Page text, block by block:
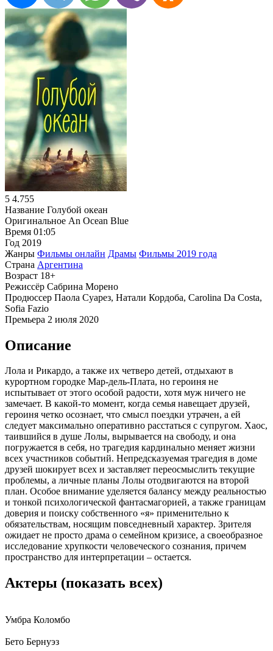
5 4.755
Название Голубой океан
Оригинальное An Ocean Blue
Время 01:05
Год 2019
Жанры Фильмы онлайн Драмы Фильмы 2019 года
Страна Аргентина
Возраст 18+
Режиссёр Сабрина Морено
Продюссер Паола Суарез, Натали Кордоба, Carolina Da Costa,
Sofia Fazio
Премьера 2 июля 2020
Описание
Лола и Рикардо, а также их четверо детей, отдыхают в
курортном городке Мар-дель-Плата, но героиня не
испытывает от этого особой радости, хотя муж ничего не
замечает. В какой-то момент, когда семья навещает друзей,
героиня четко осознает, что смысл поездки утрачен, а ей
следует максимально оперативно расстаться с супругом. Хаос,
таившийся в душе Лолы, вырывается на свободу, и она
погружается в себя, но трагедия кардинально меняет жизни
всех участников событий. Непредсказуемая трагедия в доме
друзей шокирует всех и заставляет переосмыслить текущие
проблемы, а личные планы Лолы отодвигаются на второй
план. Особое внимание уделяется балансу между реальностью
и тонкой психологической фантасмагорией, а также границам
доверия и поиску собственного «я» применительно к
обязательствам, носящим повседневный характер. Зрителя
ожидает не просто драма о семейном кризисе, а своеобразное
исследование хрупкости человеческого сознания, причем
пространство для интерпретации – остается.
Актеры (показать всех)
Умбра Коломбо
Бето Бернуэз